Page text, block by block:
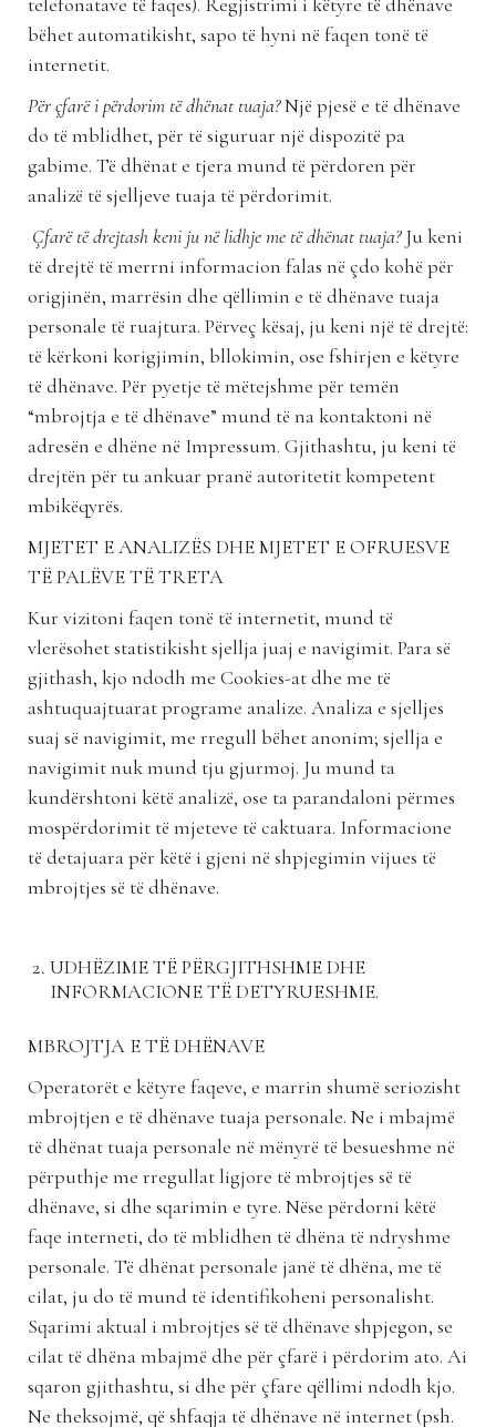
bëhet automatikisht, sapo të hyni në faqen tonë të
internetit.
Për çfarë i përdorim të dhënat tuaja?Një pjesë e të dhënave
do të mblidhet, për të siguruar një dispozitë pa
gabime. Të dhënat e tjera mund të përdoren për
analizë të sjelljeve tuaja të përdorimit.
Çfarë të drejtash keni ju në lidhje me të dhënat tuaja?Ju keni
të drejtë të merrni informacion falas në çdo kohë për
origjinën, marrësin dhe qëllimin e të dhënave tuaja
personale të ruajtura. Përveç kësaj, ju keni një të drejtë:
të kërkoni korigjimin, bllokimin, ose fshirjen e këtyre
të dhënave. Për pyetje të mëtejshme për temën
“mbrojtja e të dhënave” mund të na kontaktoni në
adresën e dhëne në Impressum. Gjithashtu, ju keni të
drejtën për tu ankuar pranë autoritetit kompetent
mbikëqyrës.
MJETET E ANALIZËS DHE MJETET E OFRUESVE
TË PALËVE TË TRETA
Kur vizitoni faqen tonë të internetit, mund të
vlerësohet statistikisht sjellja juaj e navigimit. Para së
gjithash, kjo ndodh me Cookies-at dhe me të
ashtuquajtuarat programe analize. Analiza e sjelljes
suaj së navigimit, me rregull bëhet anonim; sjellja e
navigimit nuk mund tju gjurmoj. Ju mund ta
kundërshtoni këtë analizë, ose ta parandaloni përmes
mospërdorimit të mjeteve të caktuara. Informacione
të detajuara për këtë i gjeni në shpjegimin vijues të
mbrojtjes së të dhënave.
UDHËZIME TË PËRGJITHSHME DHE
INFORMACIONE TË DETYRUESHME.
MBROJTJA E TË DHËNAVE
Operatorët e këtyre faqeve, e marrin shumë seriozisht
mbrojtjen e të dhënave tuaja personale. Ne i mbajmë
të dhënat tuaja personale në mënyrë të besueshme në
përputhje me rregullat ligjore të mbrojtjes së të
dhënave, si dhe sqarimin e tyre. Nëse përdorni këtë
faqe interneti, do të mblidhen të dhëna të ndryshme
personale. Të dhënat personale janë të dhëna, me të
cilat, ju do të mund të identifikoheni personalisht.
Sqarimi aktual i mbrojtjes së të dhënave shpjegon, se
cilat të dhëna mbajmë dhe për çfarë i përdorim ato. Ai
sqaron gjithashtu, si dhe për çfare qëllimi ndodh kjo.
Ne theksojmë, që shfaqja të dhënave në internet (psh.